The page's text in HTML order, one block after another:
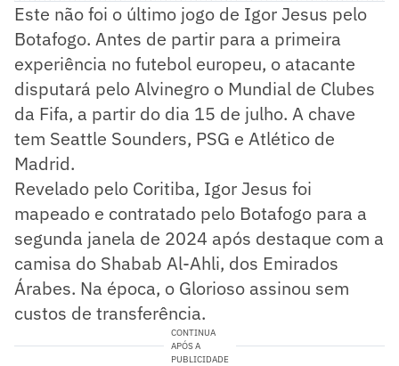
Este não foi o último jogo de Igor Jesus pelo
Botafogo. Antes de partir para a primeira
experiência no futebol europeu, o atacante
disputará pelo Alvinegro o Mundial de Clubes
da Fifa, a partir do dia 15 de julho. A chave
tem Seattle Sounders, PSG e Atlético de
Madrid.
Revelado pelo Coritiba, Igor Jesus foi
mapeado e contratado pelo Botafogo para a
segunda janela de 2024 após destaque com a
camisa do Shabab Al-Ahli, dos Emirados
Árabes. Na época, o Glorioso assinou sem
custos de transferência.
CONTINUA
APÓS A
PUBLICIDADE